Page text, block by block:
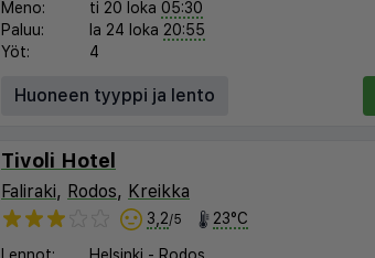
Meno:
ti 20 loka 05:30
Paluu:
la 24 loka 20:55
Yöt:
4
Huoneen tyyppi ja lento
Tivoli Hotel
Faliraki, Rodos, Kreikka
3,2/5 23°C